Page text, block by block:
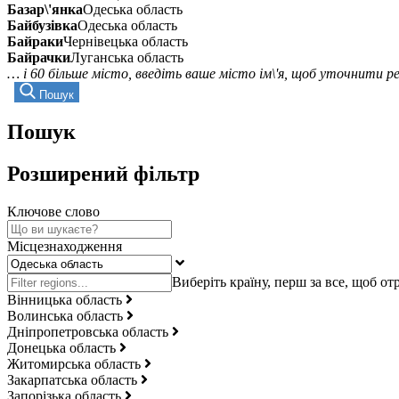
Базар\'янкаОдеська область
БайбузівкаОдеська область
БайракиЧернівецька область
БайрачкиЛуганська область
… і 60 більше місто, введіть ваше місто ім\'я, щоб уточнити
Пошук
Пошук
Розширений фільтр
Ключове слово
Місцезнаходження
Вінницька область
Волинська область
Дніпропетровська область
Донецька область
Житомирська область
Закарпатська область
Запорізька область